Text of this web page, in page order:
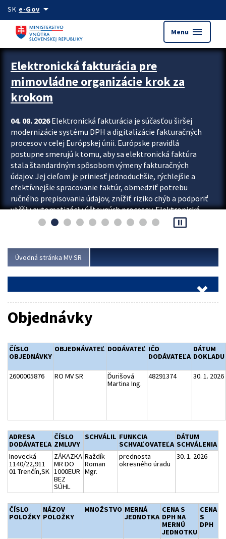
Preskocit na hlavný obsah
SK e-Govarrow_drop_down
Menu menu
Zastavit automatický posun upútavok
Elektronická fakturácia pre
mimovládne organizácie krok za
krokom
04. 08. 2026Elektronická fakturácia je súčasťou širšej
modernizácie systému DPH a digitalizácie fakturačných
procesov v celej Európskej únii. Európske pravidlá
postupne smerujú k tomu, aby sa elektronická faktúra
stala štandardným spôsobom výmeny fakturačných
údajov. Jej cieľom je priniesť jednoduchšie, rýchlejšie a
efektívnejšie spracovanie faktúr, obmedziť potrebu
ručného prepisovania údajov, znížiť riziko chýb a podporiť
väčšiu automatizáciu účtovných procesov. Elektronická
fakturácia preto nepredstavuje...
pause_presentation
Úvodná stránka MV SR
Objednávky
ČÍSLO
OBJEDNÁVKY
OBJEDNÁVATEĽ DODÁVATEĽ IČO
DODÁVATEĽA
DÁTUM
DOKLADU
2600005876 RO MV SR
Ďurišová
Martina Ing.
48291374 30. 1. 2026
ADRESA
DODÁVATEĽA
ČÍSLO
ZMLUVY
SCHVÁLIL FUNKCIA
SCHVAĽOVATEĽA
DÁTUM
SCHVÁLENIA
Inovecká
1140/22,911
01 Trenčín,SK
ZÁKAZKA
MR DO
1000EUR
BEZ
SÚHL
Raždík
Roman
Mgr.
prednosta
okresného úradu
30. 1. 2026
ČÍSLO
POLOŽKY
NÁZOV
POLOŽKY
MNOŽSTVO MERNÁ
JEDNOTKA
CENA S
DPH NA
MERNÚ
JEDNOTKU
CENA
S
DPH